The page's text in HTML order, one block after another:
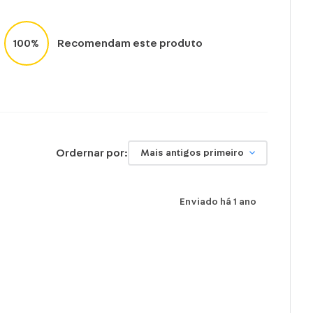
na horizontal.
natural.
100% Recomendam este produto
Ordernar por: Mais antigos primeiro
Enviado há 1 ano